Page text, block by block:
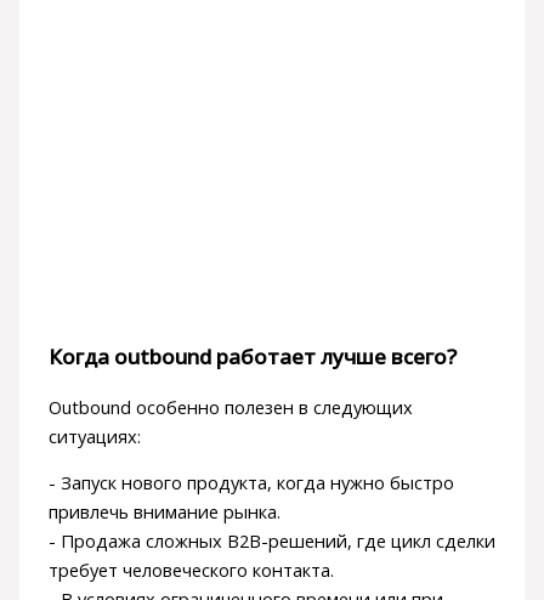
Когда outbound работает лучше всего?
Outbound особенно полезен в следующих
ситуациях:
- Запуск нового продукта, когда нужно быстро
привлечь внимание рынка.
- Продажа сложных B2B-решений, где цикл сделки
требует человеческого контакта.